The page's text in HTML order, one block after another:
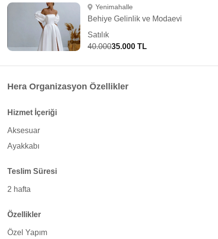
Yenimahalle
Behiye Gelinlik ve Modaevi
Satılık
40.00035.000 TL
Hera Organizasyon Özellikler
Hizmet İçeriği
Aksesuar
Ayakkabı
Teslim Süresi
2 hafta
Özellikler
Özel Yapım